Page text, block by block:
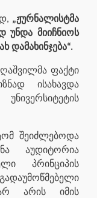
„ჟურნალისტმა
უნდა მიიჩნიოს
დამახინჯება“.
ფაქტი
ისახავდა
შეიძლებოდა
აუდიტორია
პრინციპის
არის იმის